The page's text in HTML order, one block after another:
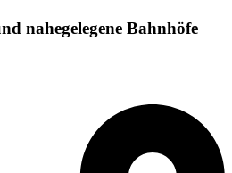
nahegelegene Bahnhöfe